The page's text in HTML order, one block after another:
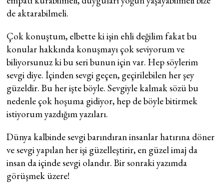
de aktarabilmeli.
Çok konuştum, elbette ki işin ehli değilim fakat bu
konular hakkında konuşmayı çok seviyorum ve
biliyorsunuz ki bu seri bunun için var. Hep söylerim
sevgi diye. İçinden sevgi geçen, geçirilebilen her şey
güzeldir. Bu her işte böyle. Sevgiyle kalmak sözü bu
nedenle çok hoşuma gidiyor, hep de böyle bitirmek
istiyorum yazdığım yazıları.
Dünya kalbinde sevgi barındıran insanlar hatırına döner
ve sevgi yapılan her işi güzelleştirir, en güzel imaj da
insan da içinde sevgi olandır. Bir sonraki yazımda
görüşmek üzere!